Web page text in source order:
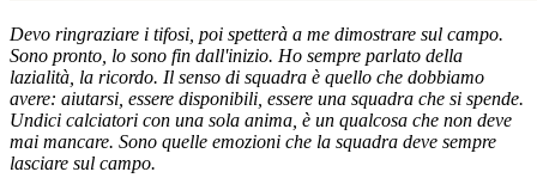
Devo ringraziare i tifosi, poi spetterà a me dimostrare sul campo.
Sono pronto, lo sono fin dall'inizio. Ho sempre parlato della
lazialità, la ricordo. Il senso di squadra è quello che dobbiamo
avere: aiutarsi, essere disponibili, essere una squadra che si spende.
Undici calciatori con una sola anima, è un qualcosa che non deve
mai mancare. Sono quelle emozioni che la squadra deve sempre
lasciare sul campo.